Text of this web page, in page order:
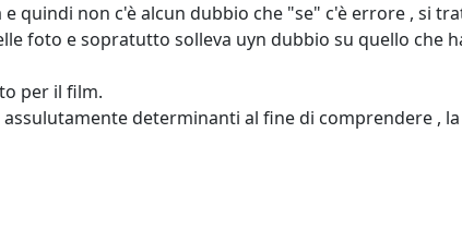
quindi non c'è alcun dubbio che "se" c'è errore , si
foto e sopratutto solleva uyn dubbio su quello che
per il film.
determinanti al fine di comprendere ,